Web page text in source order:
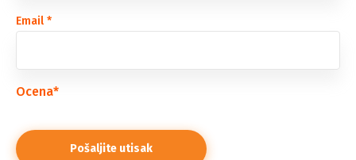
Email *
Ocena*